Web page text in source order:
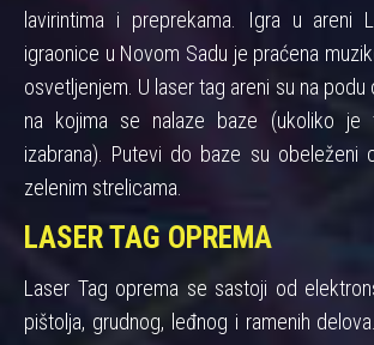
lavirintima i preprekama. Igra u areni
igraonice u Novom Sadu je praćena
osvetljenjem. U laser tag areni su na
na kojima se nalaze baze (ukoliko je
izabrana). Putevi do baze su obeleženi
zelenim strelicama.
LASER TAG OPREMA
Laser Tag oprema se sastoji od
pištolja, grudnog, leđnog i ramenih